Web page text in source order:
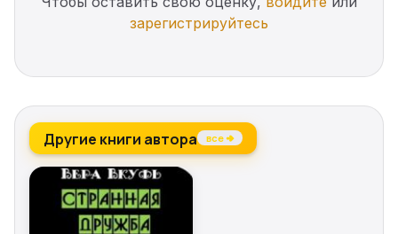
зарегистрируйтесь
Другие книги автора все →